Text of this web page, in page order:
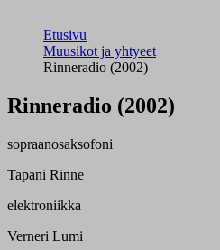
Etusivu
Muusikot ja yhtyeet
Rinneradio (2002)
Rinneradio (2002)
sopraanosaksofoni
Tapani Rinne
elektroniikka
Verneri Lumi